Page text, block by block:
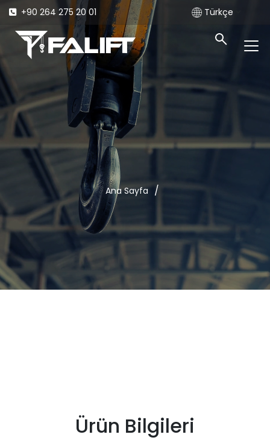
+90 264 275 20 01 Türkçe
Ana Sayfa /
Ürün Bilgileri